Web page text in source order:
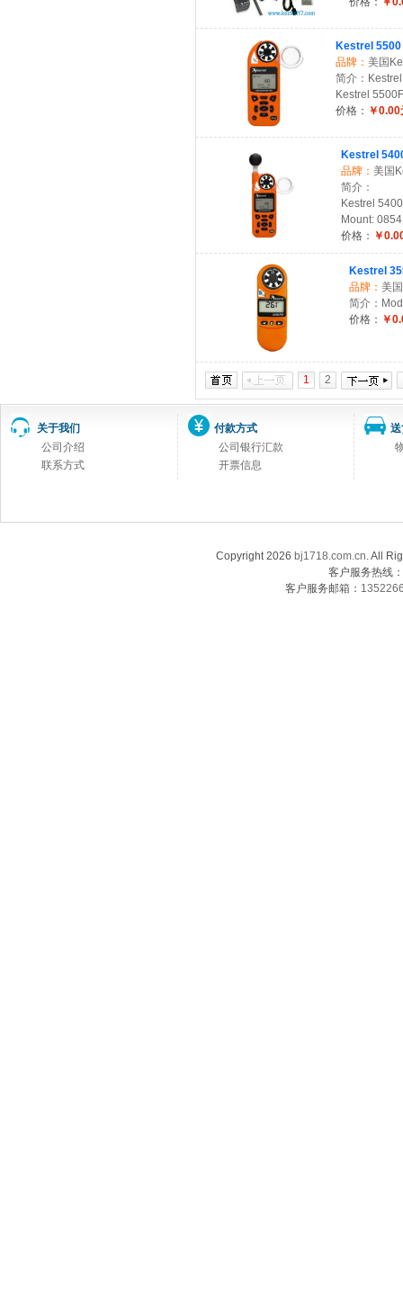
Kestrel
品牌： 美国
简介：
Kestrel
价格： ￥0.00
Kestrel
品牌： 美国
简介：
Kestrel
Mount:
价格： ￥
Kestrel
品牌： 美
简介：
价格： ￥
1 2
关于我们
公司介绍
联系方式
付款方式
公司银行汇款
开票信息
Copyright 2026 bj1718.com.cn. All
客户服务热线
客户服务邮箱：